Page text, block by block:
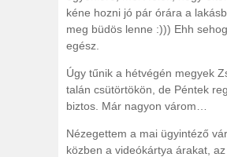
kéne hozni jó pár órára a
meg büdös lenne :))) Ehh
egész.
Úgy tűnik a hétvégén megyek
talán csütörtökön, de Péntek
biztos. Már nagyon várom…
Nézegettem a mai ügyintéző
közben a videókártya árakat, az